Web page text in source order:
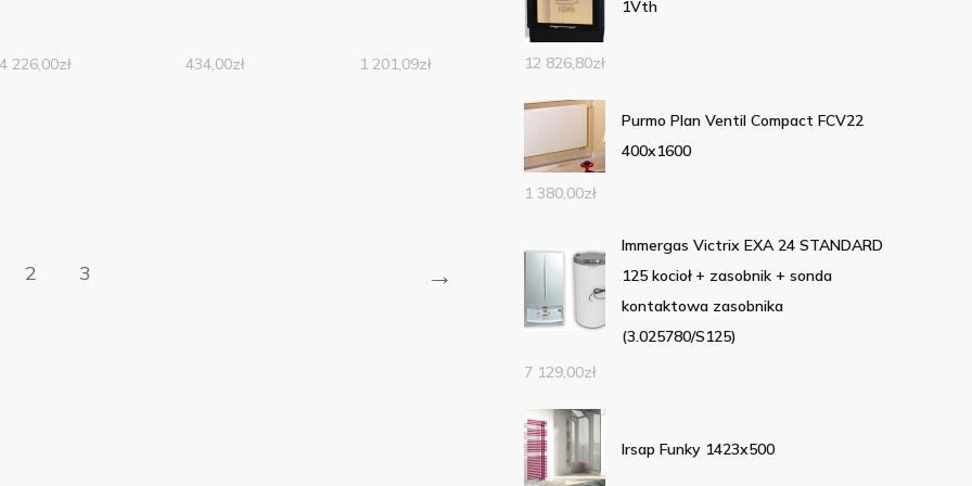
4 226,00zł 434,00zł 1 201,09zł
2 3 →
1Vth
12 826,80zł
Purmo Plan Ventil Compact FCV22
400x1600
1 380,00zł
Immergas Victrix EXA 24 STANDARD
125 kocioł + zasobnik + sonda
kontaktowa zasobnika
(3.025780/S125)
7 129,00zł
Irsap Funky 1423x500